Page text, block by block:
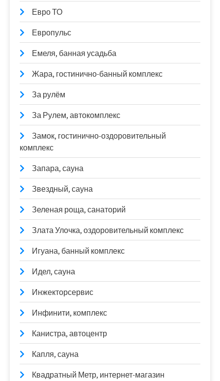
Евро ТО
Европульс
Емеля, банная усадьба
Жара, гостинично-банный комплекс
За рулём
За Рулем, автокомплекс
Замок, гостинично-оздоровительный
комплекс
Запара, сауна
Звездный, сауна
Зеленая роща, санаторий
Злата Улочка, оздоровительный комплекс
Игуана, банный комплекс
Идел, сауна
Инжекторсервис
Инфинити, комплекс
Канистра, автоцентр
Капля, сауна
Квадратный Метр, интернет-магазин